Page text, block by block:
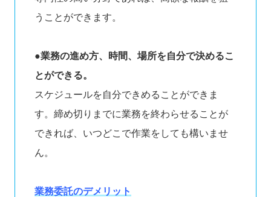
うことができます。
●業務の進め方、時間、場所を自分で決めるこ
とができる。
スケジュールを自分できめることができま
す。締め切りまでに業務を終わらせることが
できれば、いつどこで作業をしても構いませ
ん。
業務委託のデメリット